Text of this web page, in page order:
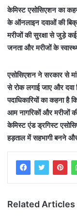
केमिस्ट एसोसिएशन का
के ऑनलाइन दवाओं की
मरीजों की सुरक्षा से जुड़े
जनता और मरीजों के
एसोसिएशन ने सरकार से
से रोक लगाई जाए और दवा
पदाधिकारियों का कहना है
आम नागरिकों और मरीजों
केमिस्ट एंड ड्रगिस्ट
हड़ताल में सहभागी बनने
Related Articles